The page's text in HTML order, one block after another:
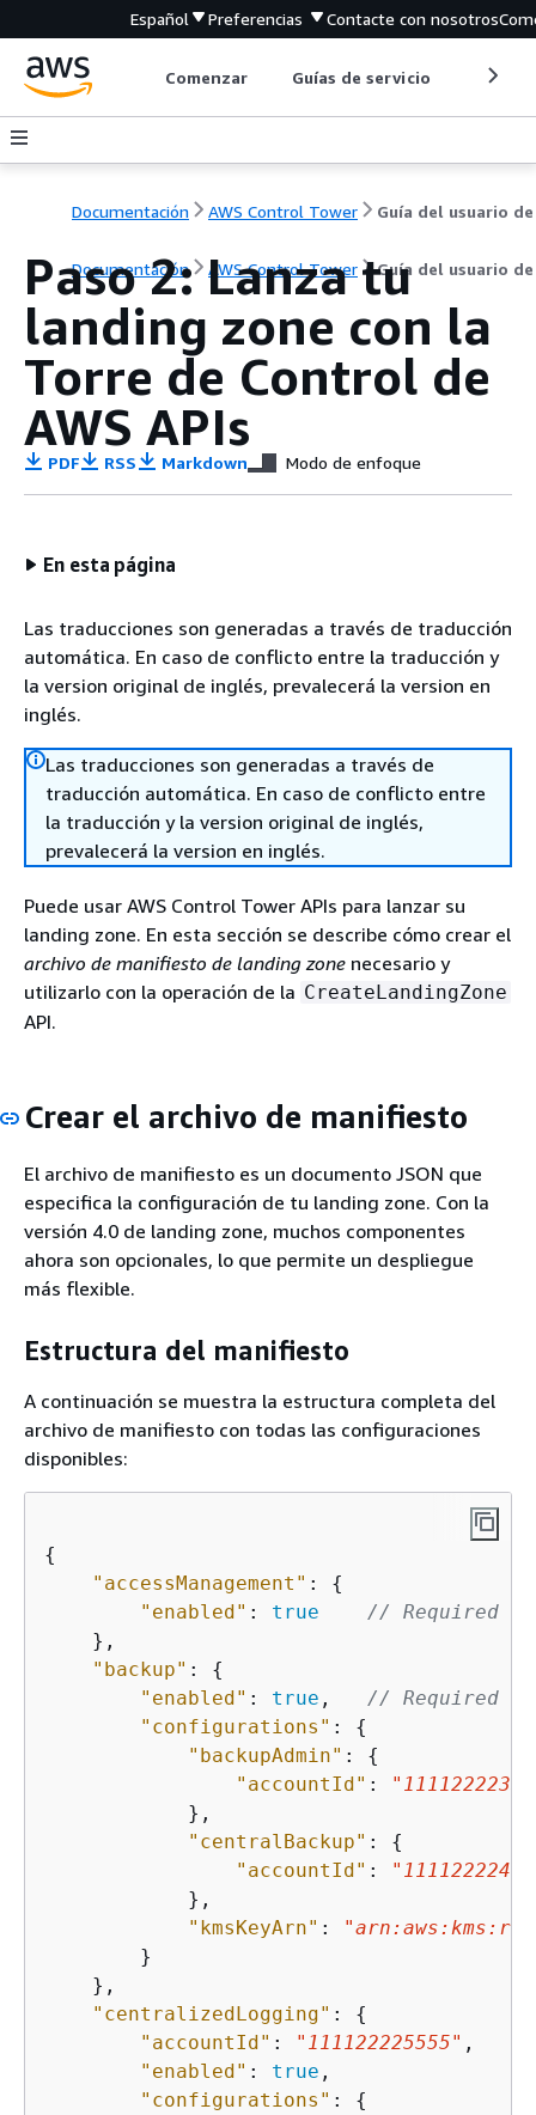
Español Preferencias Contacte con nosotros
Comenzar Guías de servicio
Documentación AWS Control Tower Guía del usuario de
Documentación AWS Control Tower Guía del usuario de
Paso 2: Lanza tu
landing zone con la
Torre de Control de
AWS APIs
PDF RSS Markdown Modo de enfoque
En esta página
Las traducciones son generadas a través de traducción
automática. En caso de conflicto entre la traducción y
la version original de inglés, prevalecerá la version en
inglés.
Las traducciones son generadas a través de
traducción automática. En caso de conflicto entre
la traducción y la version original de inglés,
prevalecerá la version en inglés.
Puede usar AWS Control Tower APIs para lanzar su
landing zone. En esta sección se describe cómo crear el
archivo de manifiesto de landing zone necesario y
utilizarlo con la operación de la CreateLandingZone
API.
Crear el archivo de manifiesto
El archivo de manifiesto es un documento JSON que
especifica la configuración de tu landing zone. Con la
versión 4.0 de landing zone, muchos componentes
ahora son opcionales, lo que permite un despliegue
más flexible.
Estructura del manifiesto
A continuación se muestra la estructura completa del
archivo de manifiesto con todas las configuraciones
disponibles:
{
"accessManagement" : {
"enabled" : true
// Required -
    },
"backup" : {
"enabled" : true , // Required -
"configurations" : {
"backupAdmin" : {
"accountId" :
            },
"centralBackup" : {
"accountId" :
            },
"kmsKeyArn" :
        }
    },
"centralizedLogging" : {
"accountId" : "111122225555" ,
"enabled" : true ,
"configurations" : {